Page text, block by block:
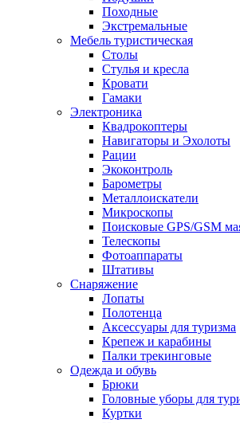
Походные
Экстремальные
Мебель туристическая
Столы
Стулья и кресла
Кровати
Гамаки
Электроника
Квадрокоптеры
Навигаторы и Эхолоты
Рации
Экоконтроль
Барометры
Металлоискатели
Микроскопы
Поисковые GPS/GSM
Телескопы
Фотоаппараты
Штативы
Снаряжение
Лопаты
Полотенца
Аксессуары для туризма
Крепеж и карабины
Палки трекинговые
Одежда и обувь
Брюки
Головные уборы для
Куртки